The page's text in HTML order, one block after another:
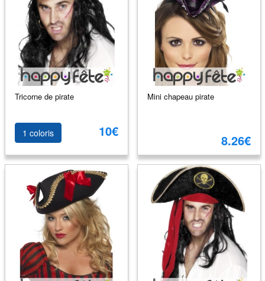
Tricorne de pirate
1 coloris 10€
Mini chapeau pirate
8.26€